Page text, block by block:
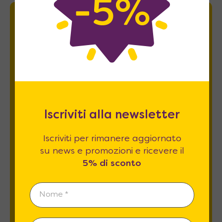
Newsletter
Iscriviti per rimanere aggiornato su news
privacy *
REGISTRATI
Iscriviti alla newsletter
Iscriviti per rimanere aggiornato
su news e promozioni e ricevere il
5% di sconto